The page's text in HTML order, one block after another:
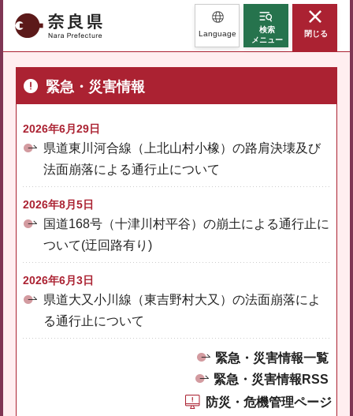
奈良県 Language
検索
メニュー
閉じる
緊急・災害情報
2026年6月29日
県道東川河合線（上北山村小橡）の路肩決壊及び
法面崩落による通行止について
2026年8月5日
国道168号（十津川村平谷）の崩土による通行止に
ついて(迂回路有り)
2026年6月3日
県道大又小川線（東吉野村大又）の法面崩落によ
る通行止について
緊急・災害情報一覧
緊急・災害情報RSS
防災・危機管理ページ